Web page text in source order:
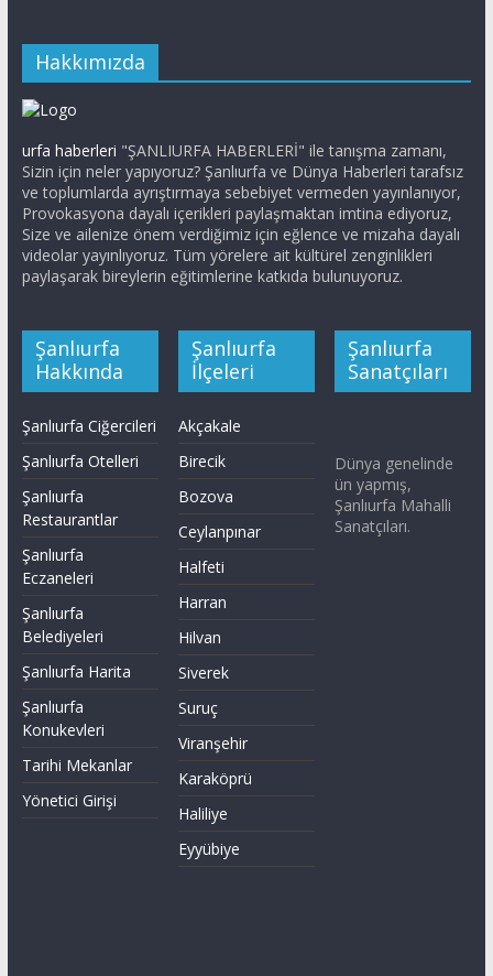
Hakkımızda
urfa haberleri "ŞANLIURFA HABERLERİ" ile tanışma zamanı,
Sizin için neler yapıyoruz? Şanlıurfa ve Dünya Haberleri tarafsız
ve toplumlarda ayrıştırmaya sebebiyet vermeden yayınlanıyor,
Provokasyona dayalı içerikleri paylaşmaktan imtina ediyoruz,
Size ve ailenize önem verdiğimiz için eğlence ve mizaha dayalı
videolar yayınlıyoruz. Tüm yörelere ait kültürel zenginlikleri
paylaşarak bireylerin eğitimlerine katkıda bulunuyoruz.
Şanlıurfa
Hakkında
Şanlıurfa Ciğercileri
Şanlıurfa Otelleri
Şanlıurfa
Restaurantlar
Şanlıurfa
Eczaneleri
Şanlıurfa
Belediyeleri
Şanlıurfa Harita
Şanlıurfa
Konukevleri
Tarihi Mekanlar
Yönetici Girişi
Şanlıurfa
İlçeleri
Akçakale
Birecik
Bozova
Ceylanpınar
Halfeti
Harran
Hilvan
Siverek
Suruç
Viranşehir
Karaköprü
Haliliye
Eyyübiye
Şanlıurfa
Sanatçıları
Dünya genelinde
ün yapmış,
Şanlıurfa Mahalli
Sanatçıları.